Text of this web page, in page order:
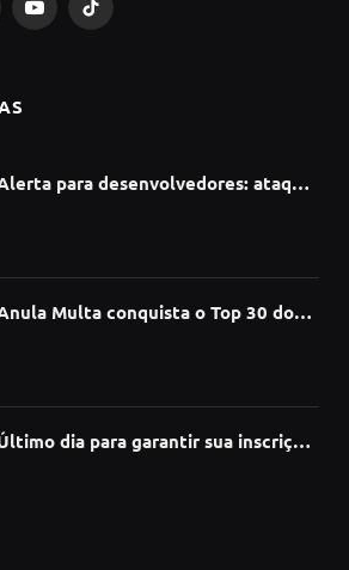
YouTubeTikTok
para desenvolvedores: ataque
Multa conquista o Top 30 do
dia para garantir sua inscrição